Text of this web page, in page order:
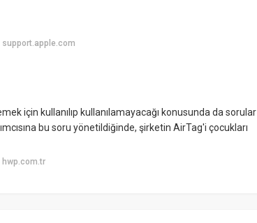
support.apple.com
için kullanılıp kullanılamayacağı konusunda da sorular
bu soru yönetildiğinde, şirketin AirTag'i çocukları
hwp.com.tr